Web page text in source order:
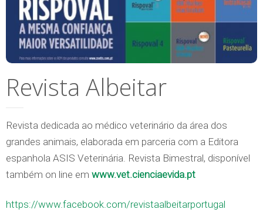
Revista Albeitar
Revista dedicada ao médico veterinário da área dos
grandes animais, elaborada em parceria com a Editora
espanhola ASIS Veterinária. Revista Bimestral, disponível
também on line em www.vet.cienciaevida.pt
https://www.facebook.com/revistaalbeitarportugal